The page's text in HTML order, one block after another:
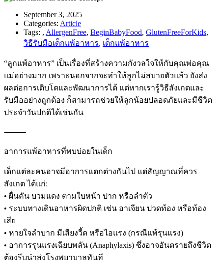
September 3, 2025
Categories: Article
Tags: , AllergenFree, BeginBabyFood, GlutenFreeForKids,
วิธีรับมือเด็กแพ้อาหาร, เด็กแพ้อาหาร
“ลูกแพ้อาหาร” เป็นเรื่องที่สร้างความกังวลใจให้กับคุณพ่อคุณ
แม่อย่างมาก เพราะนอกจากจะทำให้ลูกไม่สบายตัวแล้ว ยังส่ง
ผลต่อการเติบโตและพัฒนาการได้ แต่หากเรารู้วิธีสังเกตและ
รับมืออย่างถูกต้อง ก็สามารถช่วยให้ลูกน้อยปลอดภัยและมีชีวิต
ประจำวันปกติได้เช่นกัน
⸻
อาการแพ้อาหารที่พบบ่อยในเด็ก
เด็กแต่ละคนอาจมีอาการแตกต่างกันไป แต่สัญญาณที่ควร
สังเกต ได้แก่:
• ผื่นคัน บวมแดง ตามใบหน้า ปาก หรือลำตัว
• ระบบทางเดินอาหารผิดปกติ เช่น อาเจียน ปวดท้อง หรือท้อง
เสีย
• หายใจลำบาก มีเสียงวี้ด หรือไอแรง (กรณีแพ้รุนแรง)
• อาการรุนแรงเฉียบพลัน (Anaphylaxis) ซึ่งอาจอันตรายถึงชีวิต
ต้องรีบนำส่งโรงพยาบาลทันที